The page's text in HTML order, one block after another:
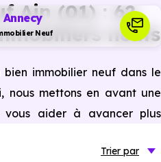
Annecy
Neuf
Ain (01) : 62
neufs
immobilier neuf dans le
nous mettons en avant une
aider à avancer plus
et appartements neufs) , à
Trier par